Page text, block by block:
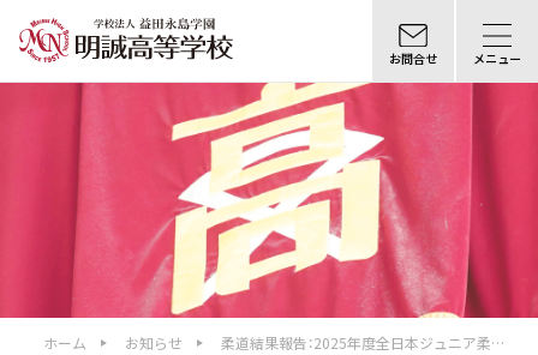
お問合せ メニュー
ホーム お知らせ
柔道結果報告：2025年度全日本ジュニア柔道